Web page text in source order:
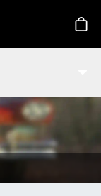
content
シ